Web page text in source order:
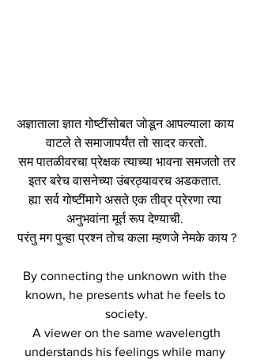
अज्ञाताला ज्ञात गोष्टींसोबत जोडून आपल्याला काय
वाटले ते समाजापर्यंत तो सादर करतो.
सम पातळीवरचा प्रेक्षक त्याच्या भावना समजतो तर
इतर बरेच वासनेच्या उंबरठ्यावरच अडकतात.
ह्या सर्व गोष्टींमागे असते एक तीव्र प्रेरणा त्या
अनुभवांना मूर्त रूप देण्याची.
परंतु मग पुन्हा प्रश्न तोच कला म्हणजे नेमके काय ?
By connecting the unknown with the
known, he presents what he feels to
society.
understands his feelings while many